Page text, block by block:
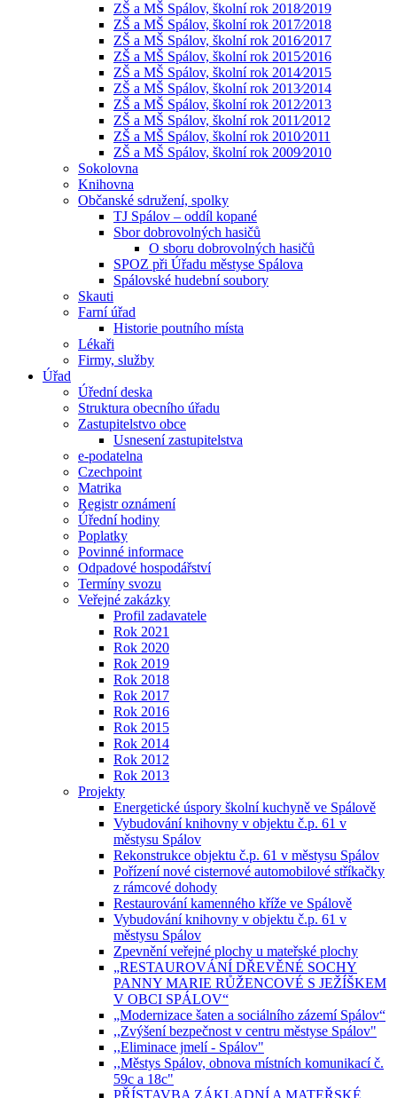
ZŠ a MŠ Spálov, školní rok 2018⁄2019
ZŠ a MŠ Spálov, školní rok 2017⁄2018
ZŠ a MŠ Spálov, školní rok 2016⁄2017
ZŠ a MŠ Spálov, školní rok 2015⁄2016
ZŠ a MŠ Spálov, školní rok 2014⁄2015
ZŠ a MŠ Spálov, školní rok 2013⁄2014
ZŠ a MŠ Spálov, školní rok 2012⁄2013
ZŠ a MŠ Spálov, školní rok 2011⁄2012
ZŠ a MŠ Spálov, školní rok 2010⁄2011
ZŠ a MŠ Spálov, školní rok 2009⁄2010
Sokolovna
Knihovna
Občanské sdružení, spolky
TJ Spálov – oddíl kopané
Sbor dobrovolných hasičů
O sboru dobrovolných hasičů
SPOZ při Úřadu městyse Spálova
Spálovské hudební soubory
Skauti
Farní úřad
Historie poutního místa
Lékaři
Firmy, služby
Úřad
Úřední deska
Struktura obecního úřadu
Zastupitelstvo obce
Usnesení zastupitelstva
e-podatelna
Czechpoint
Matrika
Registr oznámení
Úřední hodiny
Poplatky
Povinné informace
Odpadové hospodářství
Termíny svozu
Veřejné zakázky
Profil zadavatele
Rok 2021
Rok 2020
Rok 2019
Rok 2018
Rok 2017
Rok 2016
Rok 2015
Rok 2014
Rok 2012
Rok 2013
Projekty
Energetické úspory školní kuchyně ve Spálově
Vybudování knihovny v objektu č.p. 61 v
městysu Spálov
Rekonstrukce objektu č.p. 61 v městysu Spálov
Pořízení nové cisternové automobilové stříkačky
z rámcové dohody
Restaurování kamenného kříže ve Spálově
Vybudování knihovny v objektu č.p. 61 v
městysu Spálov
Zpevnění veřejné plochy u mateřské plochy
„RESTAUROVÁNÍ DŘEVĚNÉ SOCHY
PANNY MARIE RŮŽENCOVÉ S JEŽÍŠKEM
V OBCI SPÁLOV“
„Modernizace šaten a sociálního zázemí Spálov“
,,Zvýšení bezpečnost v centru městyse Spálov"
,,Eliminace jmelí - Spálov"
,,Městys Spálov, obnova místních komunikací č.
59c a 18c"
PŘÍSTAVBA ZÁKLADNÍ A MATEŘSKÉ